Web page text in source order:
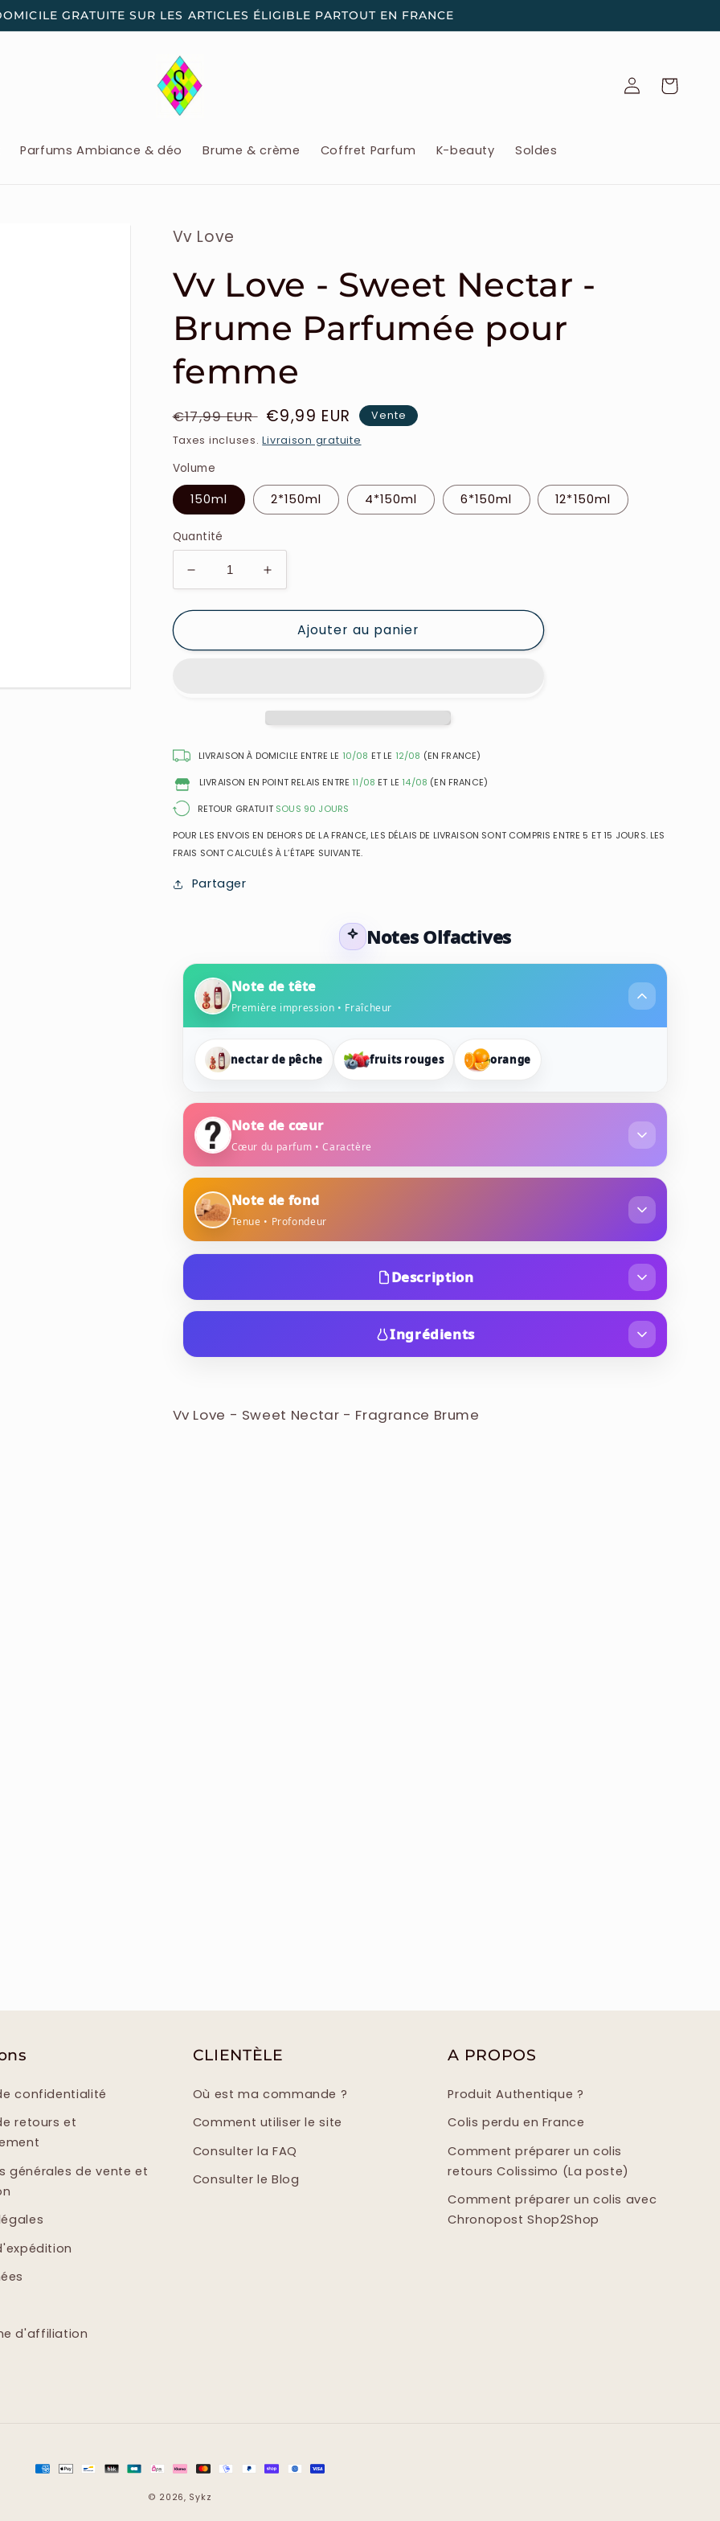
GRATUITE SUR LES ARTICLES ÉLIGIBLE PARTOUT EN FRANCE
Parfums Ambiance & déo Brume & crème Coffret Parfum K-beauty Soldes
ConnexionPanier
Vv Love
Vv Love - Sweet Nectar -
Brume Parfumée pour
femme
Prix
habituel
€17,99 EUR
Prix
soldé
€9,99 EUR
Vente
Taxes incluses.Livraison gratuite
Volume
150ml 2*150ml 4*150ml 6*150ml 12*150ml
Quantité
Réduire
la
quantité
Vv
Brume
pour
femme
Augmenter
la
quantité
Vv
Brume
pour
femme
Ajouter au panier
LIVRAISON À DOMICILE ENTRE LE 10/08 ET LE 12/08 (EN FRANCE)
LIVRAISON EN POINT RELAIS ENTRE 11/08 ET LE 14/08 (EN FRANCE)
RETOUR GRATUIT SOUS 90 JOURS
POUR LES ENVOIS EN DEHORS DE LA FRANCE, LES DÉLAIS DE LIVRAISON SONT COMPRIS ENTRE 5 ET 15 JOURS. LES
FRAIS SONT CALCULÉS À L’ÉTAPE SUIVANTE.
Partager
Notes Olfactives
Note de tête
Première impression • Fraîcheur
nectar de pêche fruits rouges orange
Note de cœur
Cœur du parfum • Caractère
Note de fond
Tenue • Profondeur
Description
Cette brume parfumée (Fine Fragrance Mist) est une fragrance gourmande
de la marque Vv Love. Elle est élaborée pour offrir une sensation de douceur
sucrée et ensoleillée, rappelant le nectar de fruits mûrs et les fleurs
Ingrédients
SALICYLATE, LIMONENE, LINALOOL, COUMARIN, CITRONELLOL.
Vv Love - Sweet Nectar - Fragrance Brume
confidentialité
retours et
générales de vente et
d'affiliation
CLIENTÈLE
Où est ma commande ?
Comment utiliser le site
Consulter la FAQ
Consulter le Blog
A PROPOS
Produit Authentique ?
Colis perdu en France
Comment préparer un colis
retours Colissimo (La poste)
Comment préparer un colis avec
Chronopost Shop2Shop
Moyens
© 2026, Sykz